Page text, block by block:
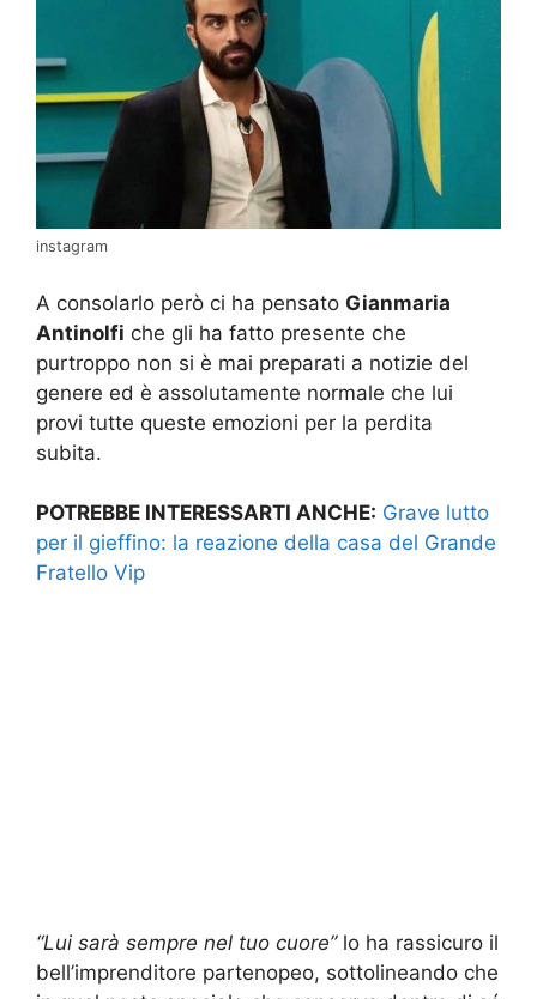
instagram
A consolarlo però ci ha pensato Gianmaria
Antinolfi che gli ha fatto presente che
purtroppo non si è mai preparati a notizie del
genere ed è assolutamente normale che lui
provi tutte queste emozioni per la perdita
subita.
POTREBBE INTERESSARTI ANCHE: Grave lutto
per il gieffino: la reazione della casa del Grande
Fratello Vip
“Lui sarà sempre nel tuo cuore”lo ha rassicuro il
bell’imprenditore partenopeo, sottolineando che